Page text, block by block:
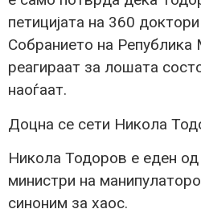
петицијата на 360
Собранието на Република
реагираат за лошата
наоѓаат.
Доцна се сети Никола
Никола Тодоров е еден од
министри на
синоним за хаос.